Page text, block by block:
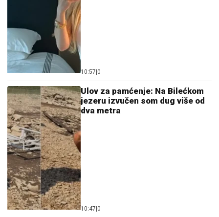
10:57|0
Ulov za pamćenje: Na Bilećkom
jezeru izvučen som dug više od
dva metra
10:47|0